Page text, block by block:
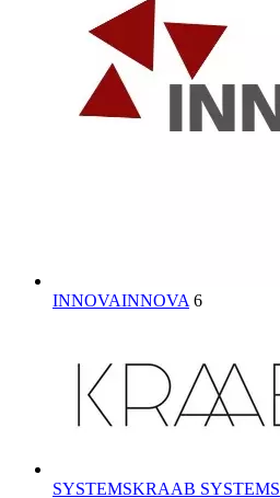
INNOVAINNOVA 6
SYSTEMSKRAAB SYSTEMS